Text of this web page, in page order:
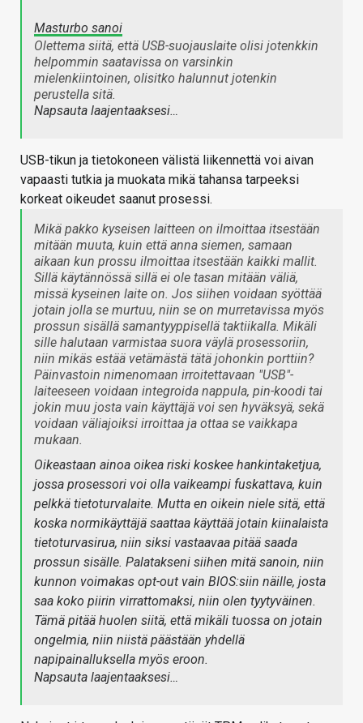
Masturbo sanoi
Olettema siitä, että USB-suojauslaite olisi jotenkkin
helpommin saatavissa on varsinkin
mielenkiintoinen, olisitko halunnut jotenkin
perustella sitä.
Napsauta laajentaaksesi…
USB-tikun ja tietokoneen välistä liikennettä voi aivan
vapaasti tutkia ja muokata mikä tahansa tarpeeksi
korkeat oikeudet saanut prosessi.
Mikä pakko kyseisen laitteen on ilmoittaa itsestään
mitään muuta, kuin että anna siemen, samaan
aikaan kun prossu ilmoittaa itsestään kaikki mallit.
Sillä käytännössä sillä ei ole tasan mitään väliä,
missä kyseinen laite on. Jos siihen voidaan syöttää
jotain jolla se murtuu, niin se on murretavissa myös
prossun sisällä samantyyppisellä taktiikalla. Mikäli
sille halutaan varmistaa suora väylä prosessoriin,
niin mikäs estää vetämästä tätä johonkin porttiin?
Päinvastoin nimenomaan irroitettavaan "USB"-
laiteeseen voidaan integroida nappula, pin-koodi tai
jokin muu josta vain käyttäjä voi sen hyväksyä, sekä
voidaan väliajoiksi irroittaa ja ottaa se vaikkapa
mukaan.
Oikeastaan ainoa oikea riski koskee hankintaketjua,
jossa prosessori voi olla vaikeampi fuskattava, kuin
pelkkä tietoturvalaite. Mutta en oikein niele sitä, että
koska normikäyttäjä saattaa käyttää jotain kiinalaista
tietoturvasirua, niin siksi vastaavaa pitää saada
prossun sisälle. Palatakseni siihen mitä sanoin, niin
kunnon voimakas opt-out vain BIOS:siin näille, josta
saa koko piirin virrattomaksi, niin olen tyytyväinen.
Tämä pitää huolen siitä, että mikäli tuossa on jotain
ongelmia, niin niistä päästään yhdellä
napipainalluksella myös eroon.
Napsauta laajentaaksesi…